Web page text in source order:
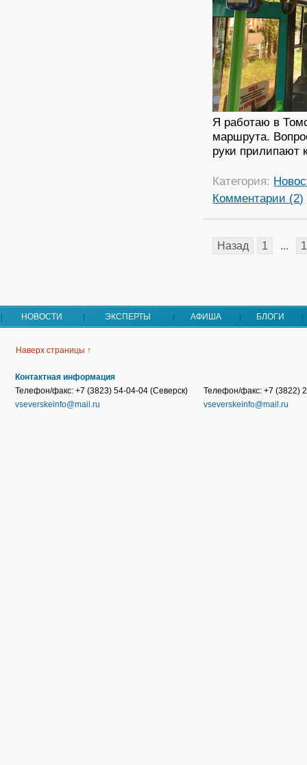
Я работаю в
маршрута.
руки прилипают
Категория:
Комментарии (2)
Назад 1 ...
НОВОСТИ ЭКСПЕРТЫ АФИША БЛОГИ
Наверх страницы ↑
Контактная информация
Телефон/факс: +7 (3823) 54-04-04 (Северск)
vseverskeinfo@mail.ru
Телефон/факс: +7 (3822)
vseverskeinfo@mail.ru